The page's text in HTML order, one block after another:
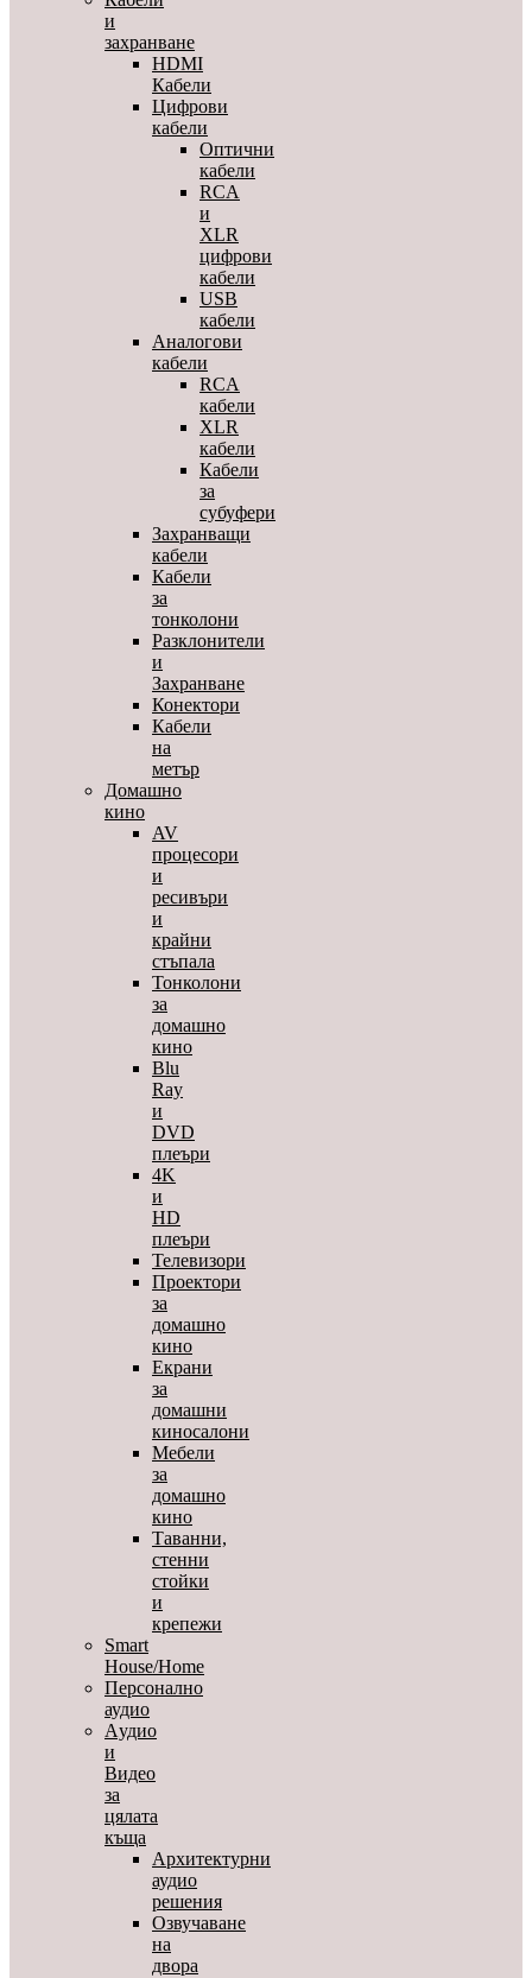
и
захранване
HDMI
Кабели
Цифрови
кабели
Оптични
кабели
RCA
и
XLR
цифрови
кабели
USB
кабели
Аналогови
кабели
RCA
кабели
XLR
кабели
Кабели
за
субуфери
Захранващи
кабели
Кабели
за
тонколони
Разклонители
и
Захранване
Конектори
Кабели
на
метър
Домашно
кино
AV
процесори
и
ресивъри
и
крайни
стъпала
Тонколони
за
домашно
кино
Blu
Ray
и
DVD
плеъри
4K
и
HD
плеъри
Телевизори
Проектори
за
домашно
кино
Екрани
за
домашни
киносалони
Мебели
за
домашно
кино
Таванни,
стенни
стойки
и
крепежи
Smart
House/Home
Персонално
аудио
Aудио
и
Видео
за
цялата
къща
Архитектурни
аудио
решения
Озвучаване
на
двора